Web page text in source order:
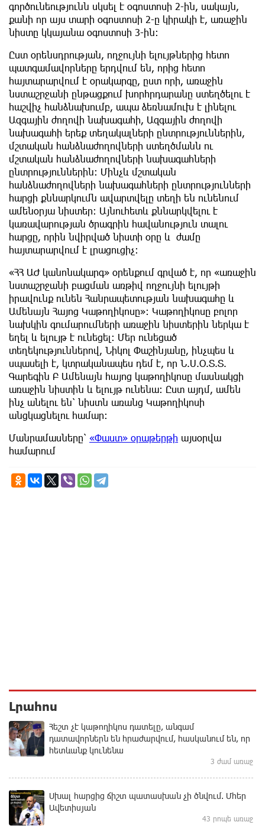
գործունեությունն սկսել է օգոստոսի 2-ին, սակայն,
քանի որ այս տարի օգոստոսի 2-ը կիրակի է, առաջին
նիստը կկայանա օգոստոսի 3-ին:
Ըստ օրենսդրության, ողջույնի ելույթներից հետո
պատգամավորները երդվում են, որից հետո
հայտարարվում է օրակարգը, ըստ որի, առաջին
նստաշրջանի ընթացքում խորհրդարանը ստեղծելու է
հաշվիչ հանձնախումբ, ապա ձեռնամուխ է լինելու
Ազգային ժողովի նախագահի, Ազգային ժողովի
նախագահի երեք տեղակալների ընտրություններին,
մշտական հանձնաժողովների ստեղծմանն ու
մշտական հանձնաժողովների նախագահների
ընտրություններին: Մինչև մշտական
հանձնաժողովների նախագահների ընտրությունների
հարցի քննարկումն ավարտվելը տեղի են ունենում
ամենօրյա նիստեր: Այնուհետև քննարկվելու է
կառավարության ծրագրին հավանություն տալու
հարցը, որին նվիրված նիստի օրը և ժամը
հայտարարվում է լրացուցիչ:
«ՀՀ ԱԺ կանոնակարգ» օրենքում գրված է, որ «առաջին
նստաշրջանի բացման առթիվ ողջույնի ելույթի
իրավունք ունեն Հանրապետության նախագահը և
Ամենայն Հայոց Կաթողիկոսը»: Կաթողիկոսը բոլոր
նախկին գումարումների առաջին նիստերին ներկա է
եղել և ելույթ է ունեցել: Մեր ունեցած
տեղեկություններով, Նիկոլ Փաշինյանը, ինչպես և
սպասելի է, կտրականապես դեմ է, որ Ն.Ս.Օ.Տ.Տ.
Գարեգին Բ Ամենայն հայոց կաթողիկոսը մասնակցի
առաջին նիստին և ելույթ ունենա: Ըստ այդմ, ամեն
ինչ անելու են՝ նիստն առանց Կաթողիկոսի
անցկացնելու համար:
Մանրամասները՝ «Փաստ» օրաթերթի այսօրվա
համարում
Լրահոս
Հեշտ չէ կաթողիկոս դատելը, անգամ
դատավորներն են հրաժարվում, հասկանում են, որ
հետևանք կունենա
3 ժամ առաջ
Սխալ հարցից ճիշտ պատասխան չի ծնվում. Մհեր
Ավետիսյան
43 րոպե առաջ